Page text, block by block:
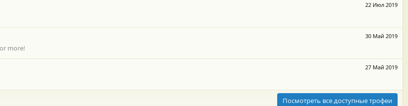
22 Июл 2019
30 Май 2019
more!
27 Май 2019
Посмотреть все доступные трофеи